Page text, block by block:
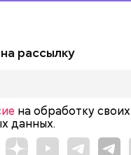
рассылку
на обработку своих
данных.